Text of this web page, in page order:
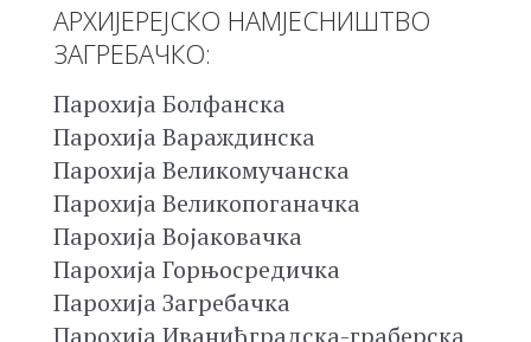
АРХИЈЕРЕЈСКО НАМЈЕСНИШТВО
ЗАГРЕБАЧКО:
Парохија Болфанска
Парохија Вараждинска
Парохија Великомучанска
Парохија Великопоганачка
Парохија Војаковачка
Парохија Горњосредичка
Парохија Загребачка
Парохија Иванићградска-граберска